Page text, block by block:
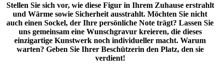
Stellen Sie sich vor, wie diese Figur in Ihrem Zuhause erstrahlt
und Wärme sowie Sicherheit ausstrahlt. Möchten Sie nicht
auch einen Sockel, der Ihre persönliche Note trägt? Lassen Sie
uns gemeinsam eine Wunschgravur kreieren, die dieses
einzigartige Kunstwerk noch individueller macht. Warum
warten? Geben Sie Ihrer Beschützerin den Platz, den sie
verdient!